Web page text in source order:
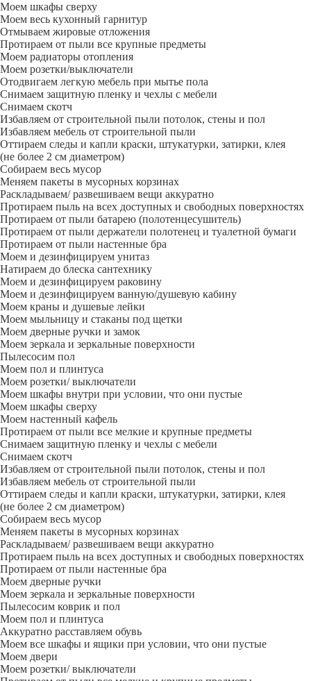
Моем шкафы сверху
Моем весь кухонный гарнитур
Отмываем жировые отложения
Протираем от пыли все крупные предметы
Моем радиаторы отопления
Моем розетки/выключатели
Отодвигаем легкую мебель при мытье пола
Снимаем защитную пленку и чехлы с мебели
Снимаем скотч
Избавляем от строительной пыли потолок, стены и пол
Избавляем мебель от строительной пыли
Оттираем следы и капли краски, штукатурки, затирки, клея
(не более 2 см диаметром)
Собираем весь мусор
Меняем пакеты в мусорных корзинах
Раскладываем/ развешиваем вещи аккуратно
Протираем пыль на всех доступных и свободных поверхностях
Протираем от пыли батарею (полотенцесушитель)
Протираем от пыли держатели полотенец и туалетной бумаги
Протираем от пыли настенные бра
Моем и дезинфицируем унитаз
Натираем до блеска сантехнику
Моем и дезинфицируем раковину
Моем и дезинфицируем ванную/душевую кабину
Моем краны и душевые лейки
Моем мыльницу и стаканы под щетки
Моем дверные ручки и замок
Моем зеркала и зеркальные поверхности
Пылесосим пол
Моем пол и плинтуса
Моем розетки/ выключатели
Моем шкафы внутри при условии, что они пустые
Моем шкафы сверху
Моем настенный кафель
Протираем от пыли все мелкие и крупные предметы
Снимаем защитную пленку и чехлы с мебели
Снимаем скотч
Избавляем от строительной пыли потолок, стены и пол
Избавляем мебель от строительной пыли
Оттираем следы и капли краски, штукатурки, затирки, клея
(не более 2 см диаметром)
Собираем весь мусор
Меняем пакеты в мусорных корзинах
Раскладываем/ развешиваем вещи аккуратно
Протираем пыль на всех доступных и свободных поверхностях
Протираем от пыли настенные бра
Моем дверные ручки
Моем зеркала и зеркальные поверхности
Пылесосим коврик и пол
Моем пол и плинтуса
Аккуратно расставляем обувь
Моем все шкафы и ящики при условии, что они пустые
Моем двери
Моем розетки/ выключатели